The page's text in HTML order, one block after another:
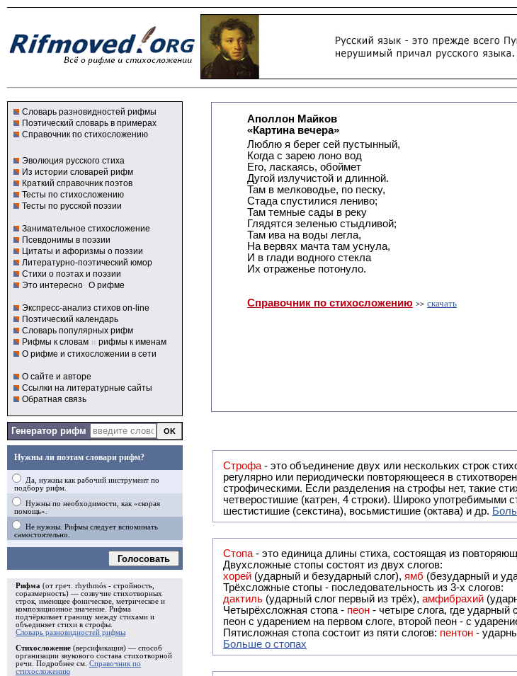
Словарь разновидностей рифмы
Поэтический словарь в примерах
Справочник по стихосложению
Эволюция русского стиха
Из истории словарей рифм
Краткий справочник поэтов
Тесты по стихосложению
Тесты по русской поэзии
Занимательное стихосложение
Псевдонимы в поэзии
Цитаты и афоризмы о поэзии
Литературно-поэтический юмор
Стихи о поэтах и поэзии
Это интересно О рифме
Экспресс-анализ стихов on-line
Поэтический календарь
Словарь популярных рифм
Рифмы к словам и рифмы к именам
О рифме и стихосложении в сети
О сайте и авторе
Ссылки на литературные сайты
Обратная связь
Генератор рифм
Нужны ли поэтам словари рифм?
Да, нужны как рабочий инструмент по
подбору рифм.
Нужны по необходимости, как «скорая
помощь».
Не нужны. Рифмы следует вспоминать
самостоятельно.
Голосовать
Рифма (от греч. rhythmós - стройность,
соразмерность) — созвучие стихотворных
строк, имеющее фоническое, метрическое и
композиционное значение. Рифма
подчёркивает границу между стихами и
объединяет стихи в строфы
Словарь разновидностей рифмы
Стихосложение (версификация) — способ
организации звукового состава стихотворной
речи. Подробнее см. Справочник по
стихосложению
Аполлон Майков
«Картина вечера»
Люблю я берег сей пустынный,
Когда с зарею лоно вод
Его, ласкаясь, обоймет
Дугой излучистой и длинной.
Там в мелководье, по песку,
Стада спустилися лениво;
Там темные сады в реку
Глядятся зеленью стыдливой;
Там ива на воды легла,
На вервях мачта там уснула,
И в глади водного стекла
Их отраженье потонуло.
Справочник по стихосложению >> скачать
Строфа - это объединение двух или нескольких строк стихотворения, имеющих интонационное сходство или
регулярно или периодически повторяющееся в стихотворении. Большинство стихотворений делятся на строфы и т.о. являются
строфическими. Если разделения на строфы нет, такие стихи принято называть астрофическими. Самая популярная строфа в русской
четверостишие (катрен, 4 строки). Широко употребимыми
шестистишие (секстина), восьмистишие (октава) и др.
Стопа - это единица длины стиха, состоящая из
Двухсложные стопы состоят из двух слогов:
хорей (ударный и безударный слог), ямб (безударный и
Трёхсложные стопы - последовательность из 3-х слогов:
дактиль (ударный слог первый из трёх), амфибрахий
Четырёхсложная стопа - пеон - четыре слога, где ударный
пеон с ударением на первом слоге, второй пеон - с
Пятисложная стопа состоит из пяти слогов: пентон -
Больше о стопах